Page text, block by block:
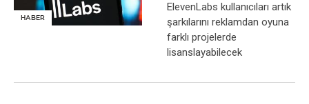
HABER
ElevenLabs kullanıcıları artık
şarkılarını reklamdan oyuna
farklı projelerde
lisanslayabilecek